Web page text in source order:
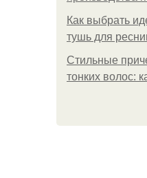
Как выбрать
тушь для
Стильные
тонких волос: